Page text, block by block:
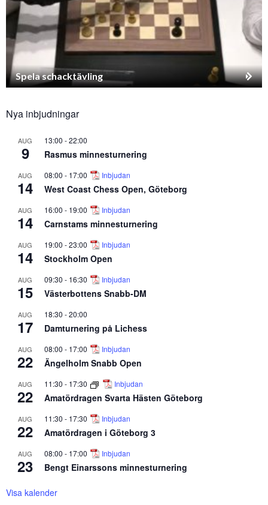
Spela schacktävling
Nya inbjudningar
AUG
9
13:00 -22:00
Rasmus minnesturnering
AUG
14
08:00 - 17:00 Inbjudan
West Coast Chess Open, Göteborg
AUG
14
16:00 - 19:00 Inbjudan
Carnstams minnesturnering
AUG
14
19:00 -23:00 Inbjudan
Stockholm Open
AUG
15
09:30 - 16:30 Inbjudan
Västerbottens Snabb-DM
AUG
17
18:30 -20:00
Damturnering på Lichess
AUG
22
08:00 - 17:00 Inbjudan
Ängelholm Snabb Open
AUG
22
11:30 - 17:30 Inbjudan
Amatördragen Svarta Hästen Göteborg
AUG
22
11:30 - 17:30 Inbjudan
Amatördragen i Göteborg 3
AUG
23
08:00 - 17:00 Inbjudan
Bengt Einarssons minnesturnering
Visa kalender